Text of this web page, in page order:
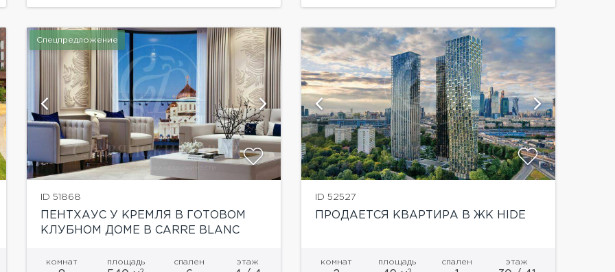
Спецпредложение
ID 51868
ПЕНТХАУС У КРЕМЛЯ В ГОТОВОМ
КЛУБНОМ ДОМЕ В CARRE BLANC
комнат площадь спален этаж
показать ещё 6 фотографий
ID 52527
ПРОДАЕТСЯ КВАРТИРА В ЖК HIDE
комнат площадь спален этаж